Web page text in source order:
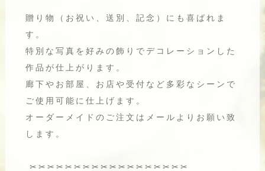
贈り物（お祝い、送別、記念）にも喜ばれま
す。
特別な写真を好みの飾りでデコレーションした
作品が仕上がります。
廊下やお部屋、お店や受付など多彩なシーンで
ご使用可能に仕上げます。
オーダーメイドのご注文はメールよりお願い致
します。
✂︎✂︎✂︎✂︎✂︎✂︎✂︎✂︎✂︎✂︎✂︎✂︎✂︎✂︎✂︎✂︎✂︎✂︎